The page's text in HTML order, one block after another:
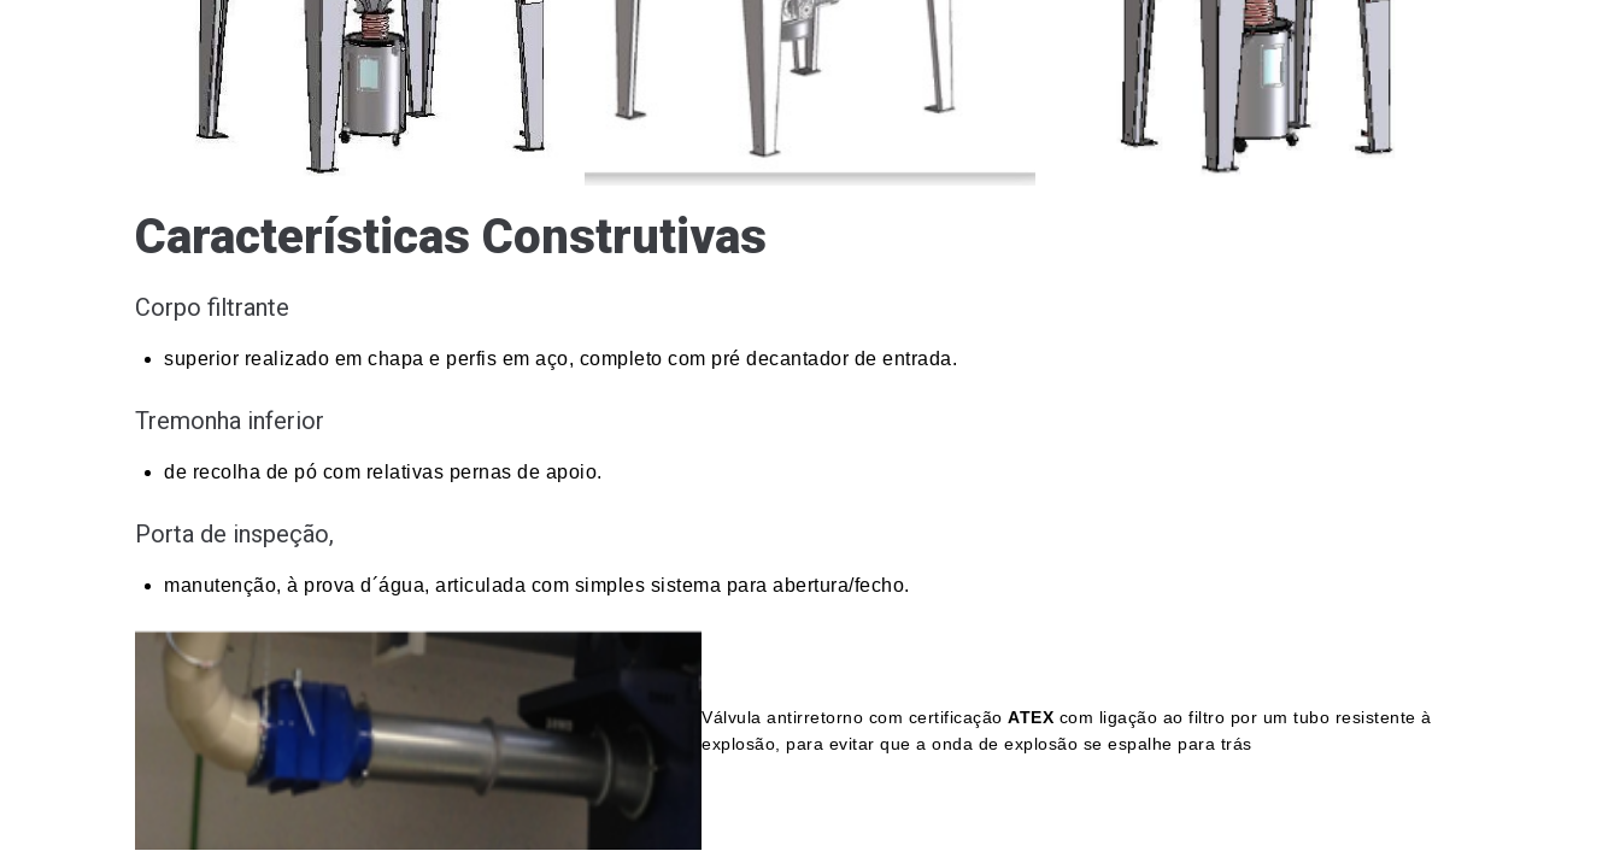
Características Construtivas
Corpo filtrante
superior realizado em chapa e perfis em aço, completo com pré decantador de entrada.
Tremonha inferior
de recolha de pó com relativas pernas de apoio.
Porta de inspeção,
manutenção, à prova d´água, articulada com simples sistema para abertura/fecho.
Válvula antirretorno com certificaçãoATEX com ligação ao filtro por um tubo resistente à
explosão, para evitar que a onda de explosão se espalhe para trás